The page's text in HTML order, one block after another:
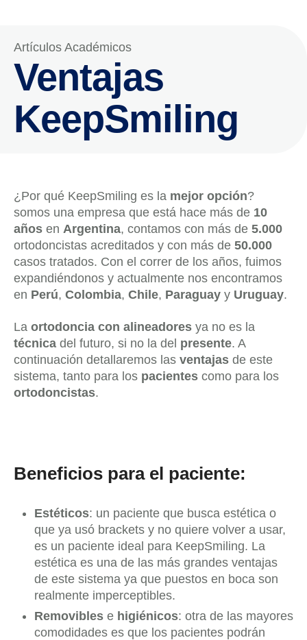
Artículos Académicos
Ventajas
KeepSmiling
¿Por qué KeepSmiling es la mejor opción?
somos una empresa que está hace más de 10
años en Argentina, contamos con más de 5.000
ortodoncistas acreditados y con más de 50.000
casos tratados. Con el correr de los años, fuimos
expandiéndonos y actualmente nos encontramos
en Perú, Colombia, Chile, Paraguay y Uruguay.
La ortodoncia con alineadores ya no es la
técnica del futuro, si no la del presente. A
continuación detallaremos las ventajas de este
sistema, tanto para los pacientes como para los
ortodoncistas.
Beneficios para el paciente:
Estéticos: un paciente que busca estética o
que ya usó brackets y no quiere volver a usar,
es un paciente ideal para KeepSmiling. La
estética es una de las más grandes ventajas
de este sistema ya que puestos en boca son
realmente imperceptibles.
Removibles e higiénicos: otra de las mayores
comodidades es que los pacientes podrán